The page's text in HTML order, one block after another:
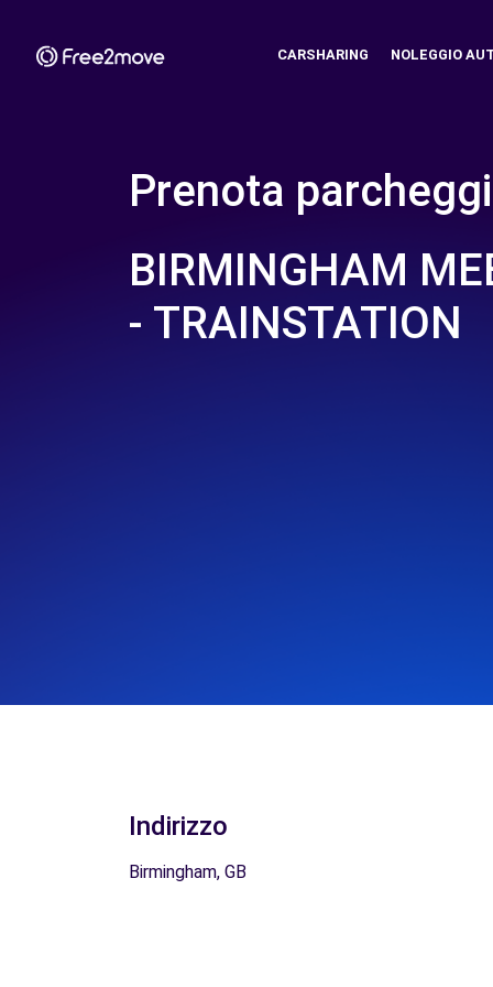
CARSHARING NOLEGGIO
Prenota
BIRMINGHAM
- TRAINSTATION
Indirizzo
Birmingham, GB